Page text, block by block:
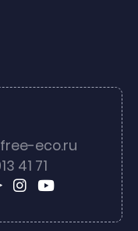
eco.ru
41 71